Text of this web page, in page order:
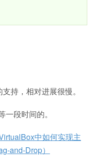
持，相对进展很慢。
段时间的。
中如何实现主
and-Drop）